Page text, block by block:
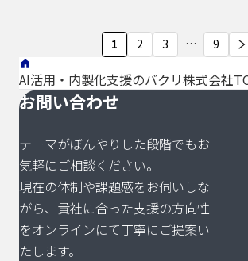
ね？」 最近、
こうしたご相
談を本当によ
く耳にしま
に、多くの方
が最初につま
ずくポイント
が隠れていま
す。 […]
最新】
場で答えられ
なかった」
2026年に入っ
てから、こう
が本当に増え
ました。
LLMOという
言 […]
投
稿
ー
ジ
送
り
1 2 3 … 9
AI活用・内製化支援のバクリ株式会社
お問い合わせ
テーマがぼんやりした段階でもお
気軽にご相談ください。
現在の体制や課題感をお伺いしな
がら、貴社に合った支援の方向性
をオンラインにて丁寧にご提案い
たします。